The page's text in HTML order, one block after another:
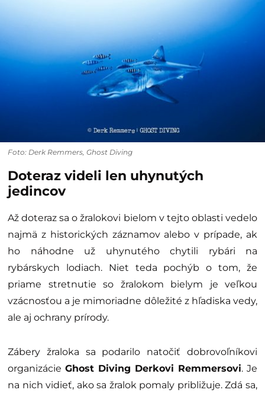
Foto: Derk Remmers, Ghost Diving
Doteraz videli len uhynutých
jedincov
Až doteraz sa o žralokovi bielom v tejto oblasti vedelo
najmä z historických záznamov alebo v prípade, ak
ho náhodne už uhynutého chytili rybári na
rybárskych lodiach. Niet teda pochýb o tom, že
priame stretnutie so žralokom bielym je veľkou
vzácnosťou a je mimoriadne dôležité z hľadiska vedy,
ale aj ochrany prírody.
Zábery žraloka sa podarilo natočiť dobrovoľníkovi
organizácieGhost Diving Derkovi Remmersovi. Je
na nich vidieť, ako sa žralok pomaly približuje. Zdá sa,